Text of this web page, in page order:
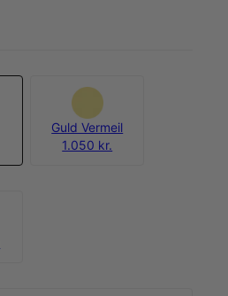
Guld Vermeil
1.050 kr.